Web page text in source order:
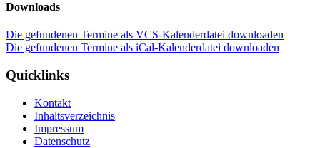
Downloads
Die gefundenen Termine als VCS-Kalenderdatei downloaden
Die gefundenen Termine als iCal-Kalenderdatei downloaden
Quicklinks
Kontakt
Inhaltsverzeichnis
Impressum
Datenschutz